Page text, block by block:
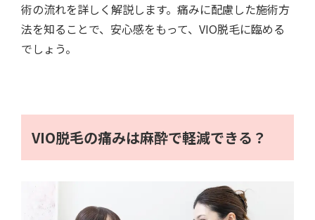
術の流れを詳しく解説します。痛みに配慮した施術方
法を知ることで、安心感をもって、VIO脱毛に臨める
でしょう。
VIO脱毛の痛みは麻酔で軽減できる？